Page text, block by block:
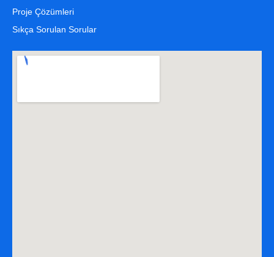
Proje Çözümleri
Sıkça Sorulan Sorular